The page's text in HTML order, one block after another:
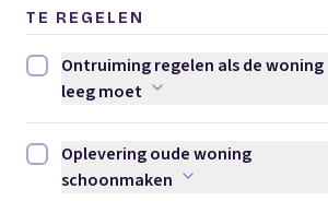
TE REGELEN
Ontruiming regelen als de woning
Ontruiming regelen als de woning
leeg moet
Oplevering oude woning
Oplevering oude woning
schoonmaken